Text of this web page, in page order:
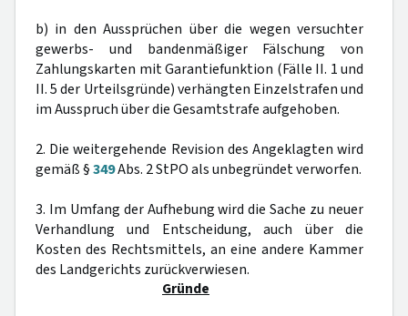
b) in den Aussprüchen über die wegen versuchter
gewerbs- und bandenmäßiger Fälschung von
Zahlungskarten mit Garantiefunktion (Fälle II. 1 und
II. 5 der Urteilsgründe) verhängten Einzelstrafen und
im Ausspruch über die Gesamtstrafe aufgehoben.
2. Die weitergehende Revision des Angeklagten wird
gemäß §349Abs. 2 StPO als unbegründet verworfen.
3. Im Umfang der Aufhebung wird die Sache zu neuer
Verhandlung und Entscheidung, auch über die
Kosten des Rechtsmittels, an eine andere Kammer
des Landgerichts zurückverwiesen.
Gründe